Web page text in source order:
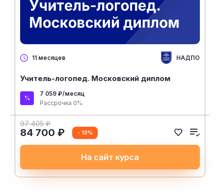
11 месяцев НАДПО
Учитель-логопед. Московский диплом
7 059 ₽/месяц
Рассрочка 0%
97 405 ₽
84 700 ₽ - 13%
На сайт курса